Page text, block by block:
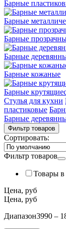
Барные
Барные
Барные
Барные
Барные кожаные
Барные
Стулья для кухни
пластиковые
Барные
Фильтр товаров
Сортировать:
Фильтр товаров
Товары
Цена, руб
Цена, руб
Диапазон3990 –